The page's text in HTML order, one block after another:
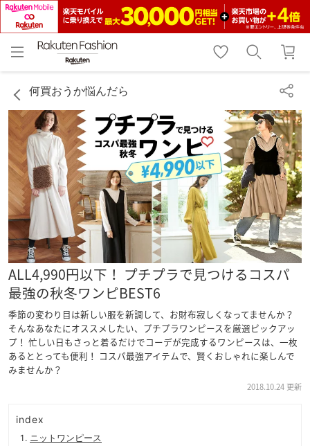
menu home
トップ
shopping_cart lock_outline
ログイン
何買おうか悩んだら
ALL4,990円以下！ プチプラで見つけるコスパ
最強の秋冬ワンピBEST6
季節の変わり目は新しい服を新調して、お財布寂しくなってませんか？
そんなあなたにオススメしたい、プチプラワンピースを厳選ピックアッ
プ！ 忙しい日もさっと着るだけでコーデが完成するワンピースは、一枚
あるととっても便利！ コスパ最強アイテムで、賢くおしゃれに楽しんで
みませんか？
2018.10.24 更新
index
ニットワンピース